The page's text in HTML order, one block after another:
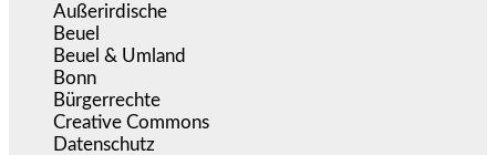
Außerirdische
Beuel
Beuel & Umland
Bonn
Bürgerrechte
Creative Commons
Datenschutz